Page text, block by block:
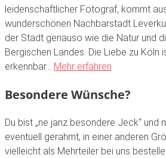
leidenschaftlicher Fotograf, kommt
wunderschönen Nachbarstadt
der Stadt genauso wie die Natur und
Bergischen Landes. Die Liebe zu Köln
erkennbar… Mehr erfahren
Besondere Wünsche?
Du bist „ne janz besondere Jeck“ und
eventuell gerahmt, in einer anderen
vielleicht als Mehrteiler bei uns